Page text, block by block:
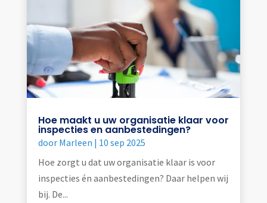
Hoe maakt u uw organisatie klaar voor
inspecties en aanbestedingen?
door Marleen | 10 sep 2025
Hoe zorgt u dat uw organisatie klaar is voor
inspecties én aanbestedingen? Daar helpen wij
bij. De...